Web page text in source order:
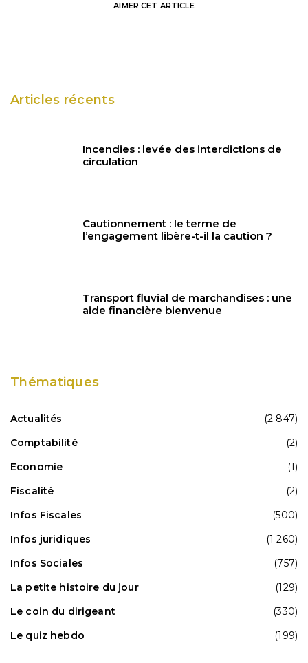
AIMER CET ARTICLE
Articles récents
Incendies : levée des interdictions de
circulation
Cautionnement : le terme de
l’engagement libère-t-il la caution ?
Transport fluvial de marchandises : une
aide financière bienvenue
Thématiques
Actualités
(2 847)
Comptabilité
(2)
Economie
(1)
Fiscalité
(2)
Infos Fiscales
(500)
Infos juridiques
(1 260)
Infos Sociales
(757)
La petite histoire du jour
(129)
Le coin du dirigeant
(330)
Le quiz hebdo
(199)